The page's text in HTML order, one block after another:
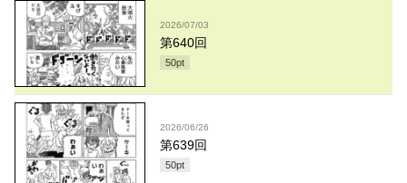
2026/07/03
第640回
50pt
2026/06/26
第639回
50pt